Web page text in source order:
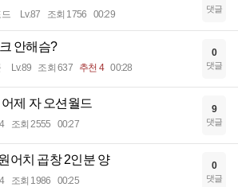
Lv.87 조회 1756 00:29 댓글
안해슴?
Lv.89 조회 637 추천 4 00:28
0
댓글
제 자 오션월드
조회 2555 00:27
9
댓글
어치 곱창 2인분 양
조회 1986 00:25
0
댓글